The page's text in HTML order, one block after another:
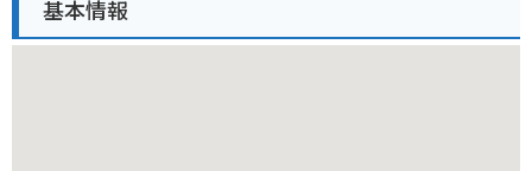
が楽しめるほか、海岸沿いをサイクリングするのもおすすめで
す。
基本情報